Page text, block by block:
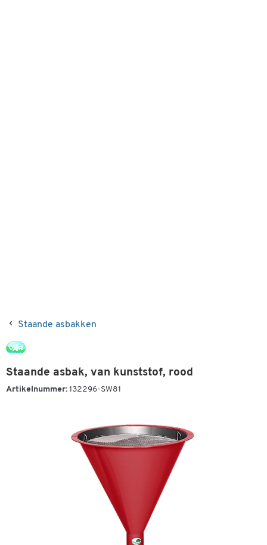
Staande asbakken
Staande asbak, van kunststof, rood
Artikelnummer: 132296-SW81